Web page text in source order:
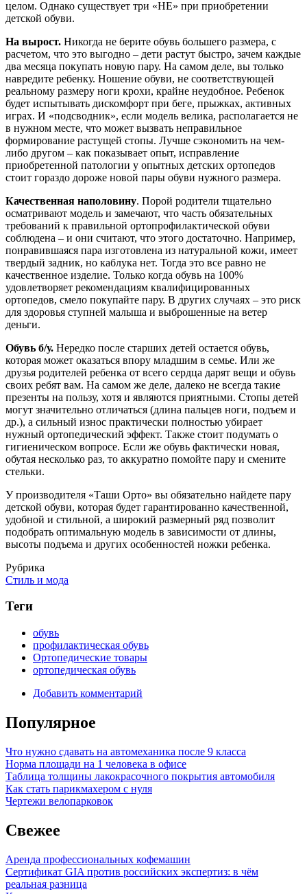
целом. Однако существует три «НЕ» при приобретении
детской обуви.
На вырост. Никогда не берите обувь большего размера, с
расчетом, что это выгодно – дети растут быстро, зачем каждые
два месяца покупать новую пару. На самом деле, вы только
навредите ребенку. Ношение обуви, не соответствующей
реальному размеру ноги крохи, крайне неудобное. Ребенок
будет испытывать дискомфорт при беге, прыжках, активных
играх. И «подсводник», если модель велика, располагается не
в нужном месте, что может вызвать неправильное
формирование растущей стопы. Лучше сэкономить на чем-
либо другом – как показывает опыт, исправление
приобретенной патологии у опытных детских ортопедов
стоит гораздо дороже новой пары обуви нужного размера.
Качественная наполовину. Порой родители тщательно
осматривают модель и замечают, что часть обязательных
требований к правильной ортопрофилактической обуви
соблюдена – и они считают, что этого достаточно. Например,
понравившаяся пара изготовлена из натуральной кожи, имеет
твердый задник, но каблука нет. Тогда это все равно не
качественное изделие. Только когда обувь на 100%
удовлетворяет рекомендациям квалифицированных
ортопедов, смело покупайте пару. В других случаях – это риск
для здоровья ступней малыша и выброшенные на ветер
деньги.
Обувь б/у. Нередко после старших детей остается обувь,
которая может оказаться впору младшим в семье. Или же
друзья родителей ребенка от всего сердца дарят вещи и обувь
своих ребят вам. На самом же деле, далеко не всегда такие
презенты на пользу, хотя и являются приятными. Стопы детей
могут значительно отличаться (длина пальцев ноги, подъем и
др.), а сильный износ практически полностью убирает
нужный ортопедический эффект. Также стоит подумать о
гигиеническом вопросе. Если же обувь фактически новая,
обутая несколько раз, то аккуратно помойте пару и смените
стельки.
У производителя «Таши Орто» вы обязательно найдете пару
детской обуви, которая будет гарантированно качественной,
удобной и стильной, а широкий размерный ряд позволит
подобрать оптимальную модель в зависимости от длины,
высоты подъема и других особенностей ножки ребенка.
Рубрика
Стиль и мода
Теги
обувь
профилактическая обувь
Ортопедические товары
ортопедическая обувь
Добавить комментарий
Популярное
Что нужно сдавать на автомеханика после 9 класса
Норма площади на 1 человека в офисе
Таблица толщины лакокрасочного покрытия автомобиля
Как стать парикмахером с нуля
Чертежи велопарковок
Свежее
Аренда профессиональных кофемашин
Сертификат GIA против российских экспертиз: в чём
реальная разница